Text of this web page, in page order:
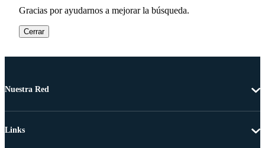
Gracias por ayudarnos a mejorar la búsqueda.
Cerrar
Nuestra Red
Links